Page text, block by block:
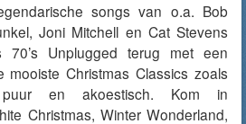
songs van o.a. Bob
Joni Mitchell en Cat Stevens
70’s Unplugged terug met een
mooiste Christmas Classics zoals
en akoestisch. Kom in
Christmas, Winter Wonderland,